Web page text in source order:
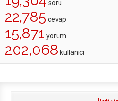
soru
22,785 cevap
15,871 yorum
202,068 kullanıcı